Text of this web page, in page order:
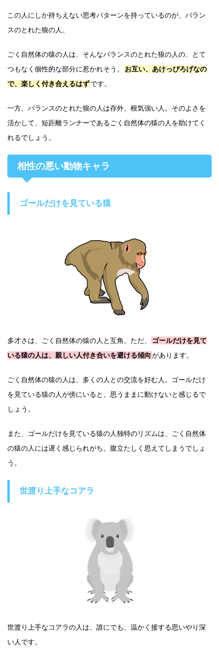
この人にしか持ちえない思考パターンを持っているのが、バラン
スのとれた狼の人。
ごく自然体の猿の人は、そんなバランスのとれた狼の人の、とて
つもなく個性的な部分に惹かれそう。
お互い、あけっぴろげなの
で、楽しく付き合えるはずです。
一方、バランスのとれた狼の人は存外、根気強い人。そのよさを
活かして、短距離ランナーであるごく自然体の猿の人を助けてく
れるでしょう。
相性の悪い動物キャラ
ゴールだけを見ている猿
多才さは、ごく自然体の猿の人と互角。ただ、
ゴールだけを見て
いる猿の人は、親しい人付き合いを避ける傾向があります。
ごく自然体の猿の人は、多くの人との交流を好む人。ゴールだけ
を見ている猿の人が傍にいると、思うままに動けないと感じるで
しょう。
また、ゴールだけを見ている猿の人独特のリズムは、ごく自然体
の猿の人には遅く感じられがち。腹立たしく思えてしまうでしょ
う。
世渡り上手なコアラ
世渡り上手なコアラの人は、誰にでも、温かく接する思いやり深
い人です。